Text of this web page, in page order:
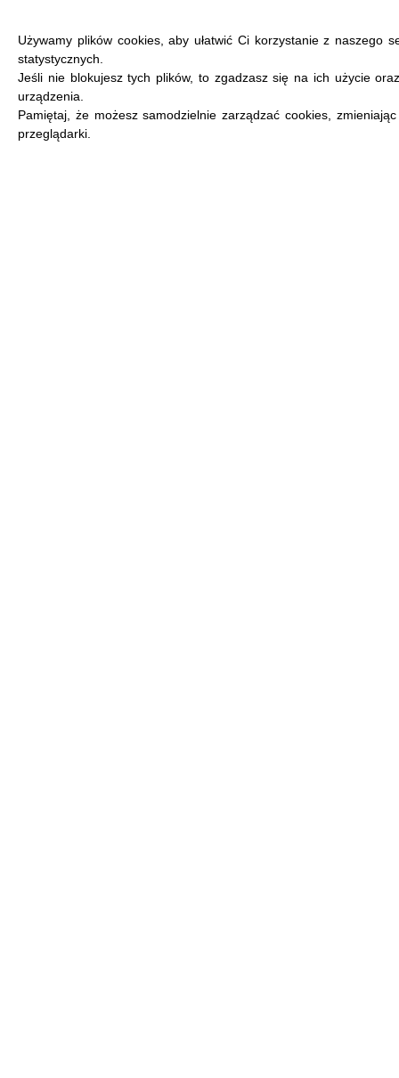
Używamy plików cookies, aby ułatwić Ci korzystanie z naszego
statystycznych.
Jeśli nie blokujesz tych plików, to zgadzasz się na ich użycie
urządzenia.
Pamiętaj, że możesz samodzielnie zarządzać cookies,
przeglądarki.
MENU